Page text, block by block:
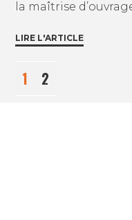
la maîtrise
LIRE L'ARTICLE
1 2